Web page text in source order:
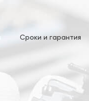
Сроки и гарантия